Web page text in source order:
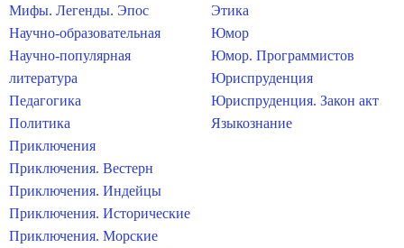
Мифы. Легенды. Эпос
Научно-образовательная
Научно-популярная
литература
Педагогика
Политика
Приключения
Приключения. Вестерн
Приключения. Индейцы
Приключения. Исторические
Приключения. Морские
Этика
Юмор
Юмор. Программистов
Юриспруденция
Юриспруденция. Закон акт
Языкознание